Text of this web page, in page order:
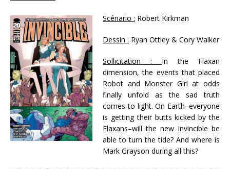
Scénario : Robert Kirkman
Dessin : Ryan Ottley & Cory Walker
Sollicitation : In the Flaxan
dimension, the events that placed
Robot and Monster Girl at odds
finally unfold as the sad truth
comes to light. On Earth–everyone
is getting their butts kicked by the
Flaxans–will the new Invincible be
able to turn the tide? And where is
Mark Grayson during all this?